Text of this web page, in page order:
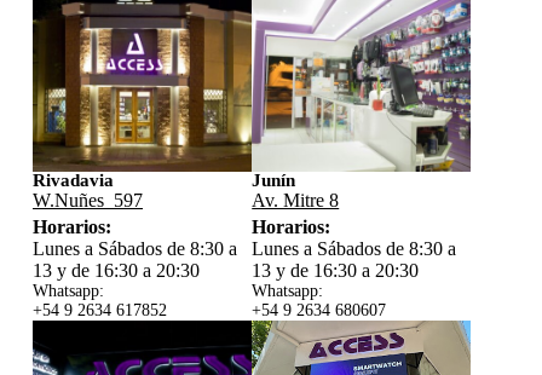
Rivadavia
W.Nuñes 597
Horarios:
Lunes a Sábados de 8:30 a
13 y de 16:30 a 20:30
Whatsapp:
+54 9 2634 617852
Junín
Av. Mitre 8
Horarios:
Lunes a Sábados de 8:30 a
13 y de 16:30 a 20:30
Whatsapp:
+54 9 2634 680607